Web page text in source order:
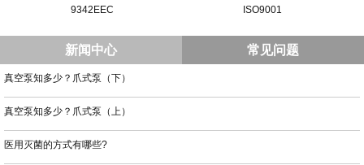
9342EEC ISO9001
新闻中心 常见问题
真空泵知多少？爪式泵（下）
真空泵知多少？爪式泵（上）
医用灭菌的方式有哪些?